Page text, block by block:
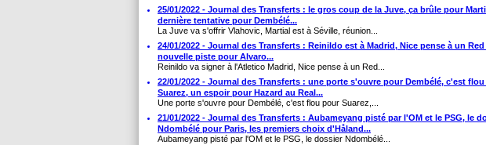
25/01/2022 - Journal des Transferts : le gros coup de la Juve, ça brûle pour
dernière tentative pour Dembélé...
La Juve va s'offrir Vlahovic, Martial est à Séville, réunion...
24/01/2022 - Journal des Transferts : Reinildo est à Madrid, Nice pense à un
nouvelle piste pour Alvaro...
Reinildo va signer à l'Atletico Madrid, Nice pense à un Red...
22/01/2022 - Journal des Transferts : une porte s'ouvre pour Dembélé, c'est
Suarez, un espoir pour Hazard au Real...
Une porte s'ouvre pour Dembélé, c'est flou pour Suarez,...
21/01/2022 - Journal des Transferts : Aubameyang pisté par l'OM et le PSG, le
Ndombélé pour Paris, les premiers choix d'Håland...
Aubameyang pisté par l'OM et le PSG, le dossier Ndombélé...